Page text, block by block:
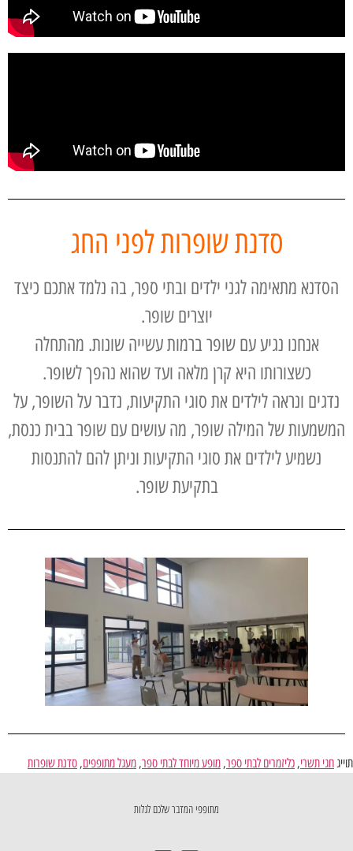
סדנת שופרות לפני החג
הסדנא מתאימה לגני ילדים ובתי ספר, בה נלמד אתכם כיצד
יוצרים שופר.
אנחנו נגיע עם שופר ברמות עשייה שונות. מהתחלה
כשצורותו היא קרן מלאה ועד שהוא נהפך לשופר.
נדגים ונראה לילדים את סוגי התקיעות, נדבר על השופר, על
המשמעות של המילה שופר, מה עושים עם שופר בבית כנסת,
נשמיע לילדים את סוגי התקיעות וניתן להם להתנסות
בתקיעת שופר.
תוייגחגי תשרי, כליזמרים לבתי ספר, מופע מיוחד לבתי ספר, מעגל מתופפים, סדנת שופרות
מתופפי המדבר שלכם לגלות